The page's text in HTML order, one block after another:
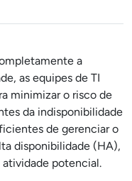
a
as equipes de TI
minimizar o risco de
da indisponibilidade
de gerenciar o
disponibilidade (HA),
potencial.